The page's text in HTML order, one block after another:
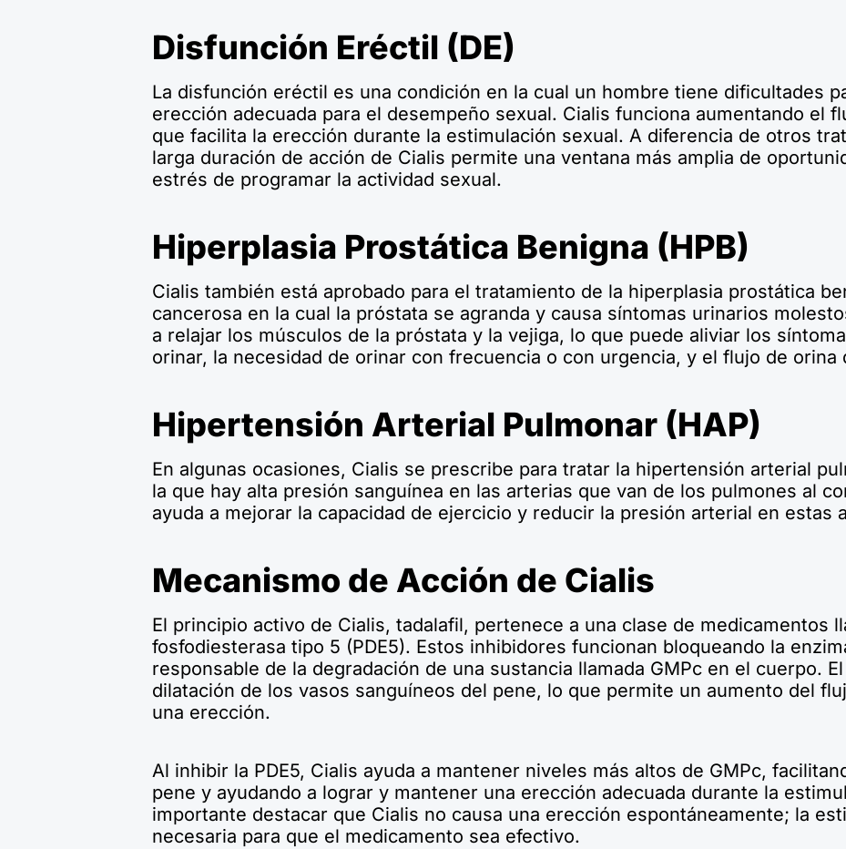
Disfunción Eréctil (DE)
La disfunción eréctil es una condición en la cual un hombre tiene dificultades
erección adecuada para el desempeño sexual. Cialis funciona aumentando el
que facilita la erección durante la estimulación sexual. A diferencia de otros
larga duración de acción de Cialis permite una ventana más amplia de
estrés de programar la actividad sexual.
Hiperplasia Prostática Benigna (HPB)
Cialis también está aprobado para el tratamiento de la hiperplasia prostática
cancerosa en la cual la próstata se agranda y causa síntomas urinarios
a relajar los músculos de la próstata y la vejiga, lo que puede aliviar los
orinar, la necesidad de orinar con frecuencia o con urgencia, y el flujo de orina
Hipertensión Arterial Pulmonar (HAP)
En algunas ocasiones, Cialis se prescribe para tratar la hipertensión arterial
la que hay alta presión sanguínea en las arterias que van de los pulmones al
ayuda a mejorar la capacidad de ejercicio y reducir la presión arterial en estas
Mecanismo de Acción de Cialis
El principio activo de Cialis, tadalafil, pertenece a una clase de medicamentos
fosfodiesterasa tipo 5 (PDE5). Estos inhibidores funcionan bloqueando la
responsable de la degradación de una sustancia llamada GMPc en el cuerpo.
dilatación de los vasos sanguíneos del pene, lo que permite un aumento del
una erección.
Al inhibir la PDE5, Cialis ayuda a mantener niveles más altos de GMPc,
pene y ayudando a lograr y mantener una erección adecuada durante la
importante destacar que Cialis no causa una erección espontáneamente; la
necesaria para que el medicamento sea efectivo.